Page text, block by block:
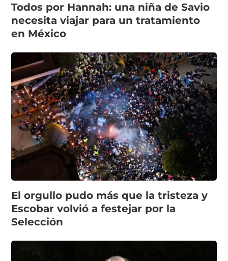
Todos por Hannah: una niña de Savio
necesita viajar para un tratamiento
en México
El orgullo pudo más que la tristeza y
Escobar volvió a festejar por la
Selección